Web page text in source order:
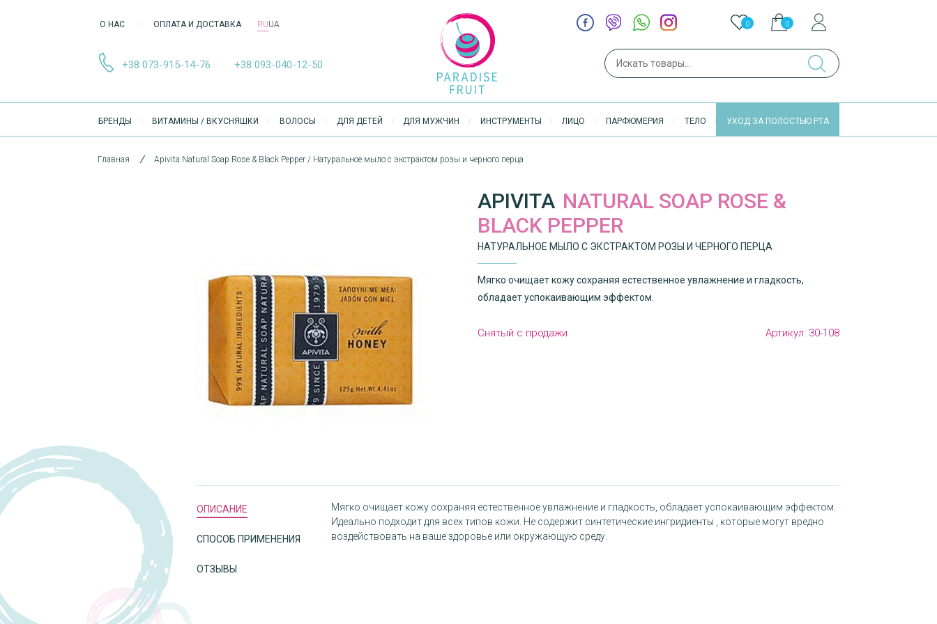
О НАС ОПЛАТА И ДОСТАВКА RUUA
+38 073-915-14-76 +38 093-040-12-50
0 0
Search
НАВІҐАЦІЯ
БРЕНДЫ ВИТАМИНЫ / ВКУСНЯШКИ ВОЛОСЫ ДЛЯ ДЕТЕЙ ДЛЯ МУЖЧИН ИНСТРУМЕНТЫ ЛИЦО ПАРФЮМЕРИЯ ТЕЛО УХОД ЗА ПОЛОСТЬЮ РТА
Главная Apivita Natural Soap Rose & Black Pepper / Натуральное мыло с экстрактом розы и черного перца
APIVITA NATURAL SOAP ROSE &
BLACK PEPPER
НАТУРАЛЬНОЕ МЫЛО С ЭКСТРАКТОМ РОЗЫ И ЧЕРНОГО ПЕРЦА
Мягко очищает кожу сохраняя естественное увлажнение и гладкость,
обладает успокаивающим эффектом.
Снятый с продажи Артикул: 30-108
ОПИСАНИЕ
СПОСОБ ПРИМЕНЕНИЯ
ОТЗЫВЫ
Мягко очищает кожу сохраняя естественное увлажнение и гладкость, обладает успокаивающим эффектом.
Идеально подходит для всех типов кожи. Не содержит синтетические ингридиенты , которые могут вредно
воздействовать на ваше здоровье или окружающую среду.